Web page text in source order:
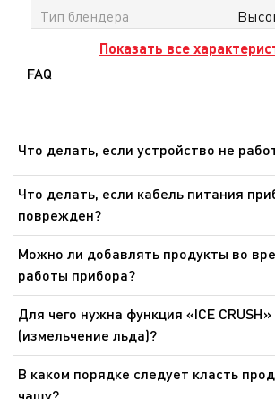
Тип блендера
Показать все
FAQ
Что делать, если устройство не
После ознакомления с инструкциями
прибора в руководстве пользователя
электрическая розетка находится в
подключив к ней другое устройство.
заработал, не пытайтесь разобрать
отремонтировать его. Отнесите прибор
авторизованный центр технического
Что делать, если кабель питания
поврежден?
Не пользуйтесь устройством. Во
ситуации, замените кабель в центре
обслуживания.
Можно ли добавлять продукты во
работы прибора?
Во время работы прибора крышка
на месте. Чтобы добавить
процесса смешивания, снимите
введите ингредиенты через
крышке.
Для чего нужна функция «ICE CRUSH»
(измельчение льда)?
Можно дробить лед или делать
напитки, используя импульсный режим
В каком порядке следует класть
чашу?